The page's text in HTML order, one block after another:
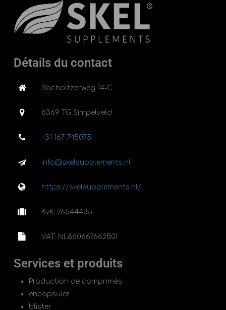
Détails du contact
Bocholtzerweg 14-C
6369 TG Simpelveld
+31 167 745075
info@skelsupplements.nl
https://skelsupplements.nl/
KvK: 76544435
VAT: NL860667662B01
Services et produits
Production de comprimés
encapsuler
blister